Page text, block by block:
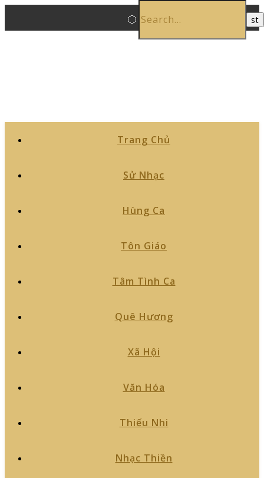
Trang Chủ
Sử Nhạc
Hùng Ca
Tôn Giáo
Tâm Tình Ca
Quê Hương
Xã Hội
Văn Hóa
Thiếu Nhi
Nhạc Thiền